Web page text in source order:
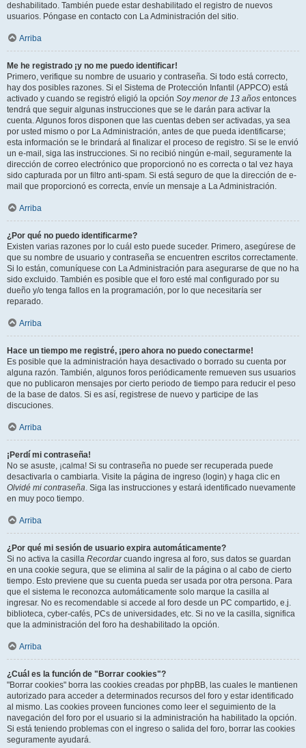
deshabilitado. También puede estar deshabilitado el registro de nuevos
usuarios. Póngase en contacto con La Administración del sitio.
Arriba
Me he registrado ¡y no me puedo identificar!
Primero, verifique su nombre de usuario y contraseña. Si todo está correcto,
hay dos posibles razones. Si el Sistema de Protección Infantil (APPCO) está
activado y cuando se registró eligió la opción Soy menor de 13 años entonces
tendrá que seguir algunas instrucciones que se le darán para activar la
cuenta. Algunos foros disponen que las cuentas deben ser activadas, ya sea
por usted mismo o por La Administración, antes de que pueda identificarse;
esta información se le brindará al finalizar el proceso de registro. Si se le envió
un e-mail, siga las instrucciones. Si no recibió ningún e-mail, seguramente la
dirección de correo electrónico que proporcionó no es correcta o tal vez haya
sido capturada por un filtro anti-spam. Si está seguro de que la dirección de e-
mail que proporcionó es correcta, envíe un mensaje a La Administración.
Arriba
¿Por qué no puedo identificarme?
Existen varias razones por lo cuál esto puede suceder. Primero, asegúrese de
que su nombre de usuario y contraseña se encuentren escritos correctamente.
Si lo están, comuníquese con La Administración para asegurarse de que no ha
sido excluido. También es posible que el foro esté mal configurado por su
dueño y/o tenga fallos en la programación, por lo que necesitaría ser
reparado.
Arriba
Hace un tiempo me registré, ¡pero ahora no puedo conectarme!
Es posible que la administración haya desactivado o borrado su cuenta por
alguna razón. También, algunos foros periódicamente remueven sus usuarios
que no publicaron mensajes por cierto periodo de tiempo para reducir el peso
de la base de datos. Si es así, registrese de nuevo y participe de las
discuciones.
Arriba
¡Perdí mi contraseña!
No se asuste, ¡calma! Si su contraseña no puede ser recuperada puede
desactivarla o cambiarla. Visite la página de ingreso (login) y haga clic en
Olvidé mi contraseña. Siga las instrucciones y estará identificado nuevamente
en muy poco tiempo.
Arriba
¿Por qué mi sesión de usuario expira automáticamente?
Si no activa la casilla Recordarcuando ingresa al foro, sus datos se guardan
en una cookie segura, que se elimina al salir de la página o al cabo de cierto
tiempo. Esto previene que su cuenta pueda ser usada por otra persona. Para
que el sistema le reconozca automáticamente solo marque la casilla al
ingresar. No es recomendable si accede al foro desde un PC compartido, e.j.
biblioteca, cyber-cafés, PCs de universidades, etc. Si no ve la casilla, significa
que la administración del foro ha deshabilitado la opción.
Arriba
¿Cuál es la función de "Borrar cookies"?
"Borrar cookies" borra las cookies creadas por phpBB, las cuales le mantienen
autorizado para acceder a determinados recursos del foro y estar identificado
al mismo. Las cookies proveen funciones como leer el seguimiento de la
navegación del foro por el usuario si la administración ha habilitado la opción.
Si está teniendo problemas con el ingreso o salida del foro, borrar las cookies
seguramente ayudará.